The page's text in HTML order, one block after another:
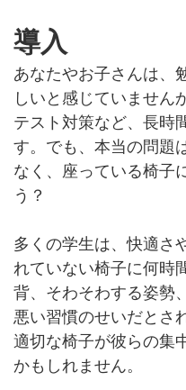
導入
あなたやお子さんは、
しいと感じていません
テスト対策など、長時
す。でも、本当の問題
なく、座っている椅子
う？
多くの学生は、快適さ
れていない椅子に何時
背、そわそわする姿勢
悪い習慣のせいだとさ
適切な椅子が彼らの集
かもしれません。